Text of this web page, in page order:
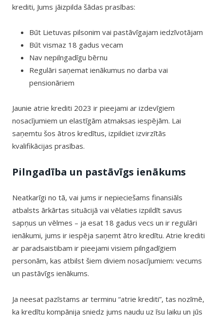
krediti, Jums jāizpilda šādas prasības:
Būt Lietuvas pilsonim vai pastāvīgajam iedzīvotājam
Būt vismaz 18 gadus vecam
Nav nepilngadīgu bērnu
Regulāri saņemat ienākumus no darba vai
pensionāriem
Jaunie atrie krediti 2023 ir pieejami ar izdevīgiem
nosacījumiem un elastīgām atmaksas iespējām. Lai
saņemtu šos ātros kredītus, izpildiet izvirzītās
kvalifikācijas prasības.
Pilngadība un pastāvīgs ienākums
Neatkarīgi no tā, vai jums ir nepieciešams finansiāls
atbalsts ārkārtas situācijā vai vēlaties izpildīt savus
sapņus un vēlmes – ja esat 18 gadus vecs un ir regulāri
ienākumi, jums ir iespēja saņemt ātro kredītu. Atrie krediti
ar paradsaistibam ir pieejami visiem pilngadīgiem
personām, kas atbilst šiem diviem nosacījumiem: vecums
un pastāvīgs ienākums.
Ja neesat pazīstams ar terminu “atrie krediti”, tas nozīmē,
ka kredītu kompānija sniedz jums naudu uz īsu laiku un jūs